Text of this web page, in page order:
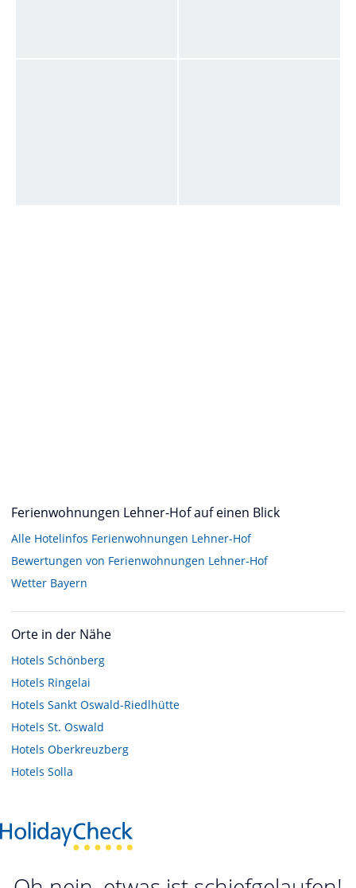
Ferienwohnungen Lehner-Hof auf einen Blick
Alle Hotelinfos Ferienwohnungen Lehner-Hof
Bewertungen von Ferienwohnungen Lehner-Hof
Wetter Bayern
Orte in der Nähe
Hotels Schönberg
Hotels Ringelai
Hotels Sankt Oswald-Riedlhütte
Hotels St. Oswald
Hotels Oberkreuzberg
Hotels Solla